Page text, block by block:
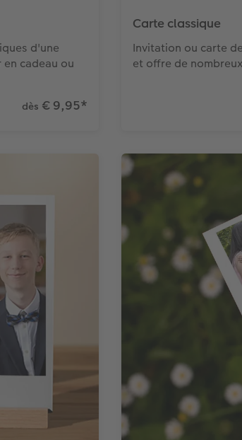
d'une
cadeau ou
dès € 9,95*
Carte classique
Invitation ou carte
et offre de